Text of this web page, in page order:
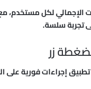
الإجمالي لكل مستخدم،
تجربة سلسة.
زر
إجراءات فورية على